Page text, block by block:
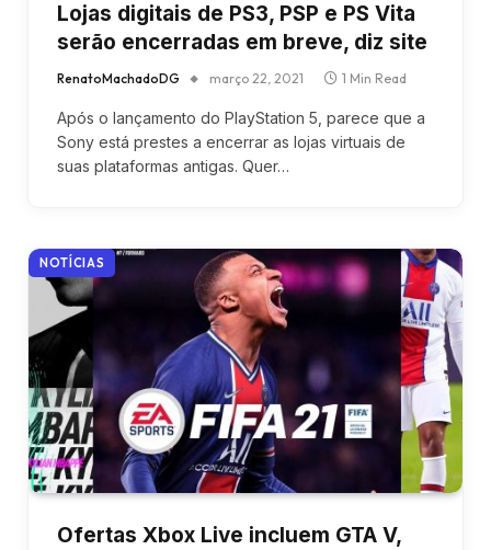
Lojas digitais de PS3, PSP e PS Vita
serão encerradas em breve, diz site
RenatoMachadoDG março 22, 2021 1 Min Read
Após o lançamento do PlayStation 5, parece que a
Sony está prestes a encerrar as lojas virtuais de
suas plataformas antigas. Quer…
NOTÍCIAS
Ofertas Xbox Live incluem GTA V,